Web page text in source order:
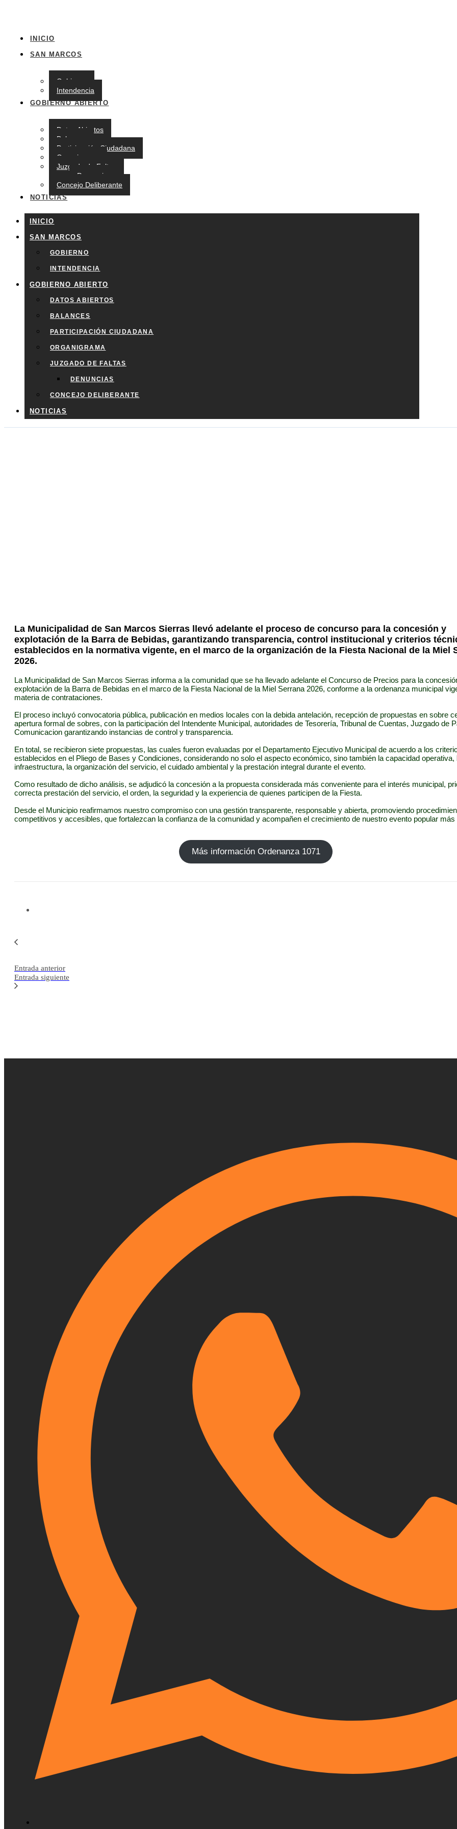
INICIO
SAN MARCOS
Gobierno
Intendencia
GOBIERNO ABIERTO
Datos Abiertos
Balances
Participación Ciudadana
Organigrama
Juzgado de Faltas
Denuncias
Concejo Deliberante
NOTICIAS
INICIO
SAN MARCOS
GOBIERNO
INTENDENCIA
GOBIERNO ABIERTO
DATOS ABIERTOS
BALANCES
PARTICIPACIÓN CIUDADANA
ORGANIGRAMA
JUZGADO DE FALTAS
DENUNCIAS
CONCEJO DELIBERANTE
NOTICIAS
La Municipalidad de San Marcos Sierras llevó adelante el proceso de concurso para la concesión y
explotación de la Barra de Bebidas, garantizando transparencia, control institucional y criterios
establecidos en la normativa vigente, en el marco de la organización de la Fiesta Nacional de la Miel
2026.
La Municipalidad de San Marcos Sierras informa a la comunidad que se ha llevado adelante el Concurso de Precios para la
explotación de la Barra de Bebidas en el marco de la Fiesta Nacional de la Miel Serrana 2026, conforme a la ordenanza municipal
materia de contrataciones.
El proceso incluyó convocatoria pública, publicación en medios locales con la debida antelación, recepción de propuestas en sobre
apertura formal de sobres, con la participación del Intendente Municipal, autoridades de Tesorería, Tribunal de Cuentas, Juzgado de
Comunicacion garantizando instancias de control y transparencia.
En total, se recibieron siete propuestas, las cuales fueron evaluadas por el Departamento Ejecutivo Municipal de acuerdo a los
establecidos en el Pliego de Bases y Condiciones, considerando no solo el aspecto económico, sino también la capacidad operativa,
infraestructura, la organización del servicio, el cuidado ambiental y la prestación integral durante el evento.
Como resultado de dicho análisis, se adjudicó la concesión a la propuesta considerada más conveniente para el interés municipal,
correcta prestación del servicio, el orden, la seguridad y la experiencia de quienes participen de la Fiesta.
Desde el Municipio reafirmamos nuestro compromiso con una gestión transparente, responsable y abierta, promoviendo
competitivos y accesibles, que fortalezcan la confianza de la comunidad y acompañen el crecimiento de nuestro evento popular más
Más información Ordenanza 1071
Entrada anterior
Entrada siguiente